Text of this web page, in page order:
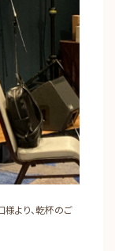
り、乾杯のご